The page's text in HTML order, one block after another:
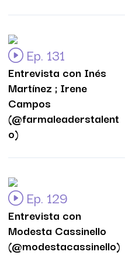
Ep. 131
Entrevista con Inés
Martínez ; Irene
Campos
(@farmaleaderstalent
o)
Ep. 129
Entrevista con
Modesta Cassinello
(@modestacassinello)